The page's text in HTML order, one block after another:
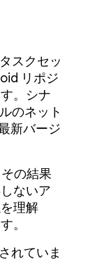
スクセッ
リポジ
。シナ
のネット
新バージ
の結果
ないア
理解
。
れていま